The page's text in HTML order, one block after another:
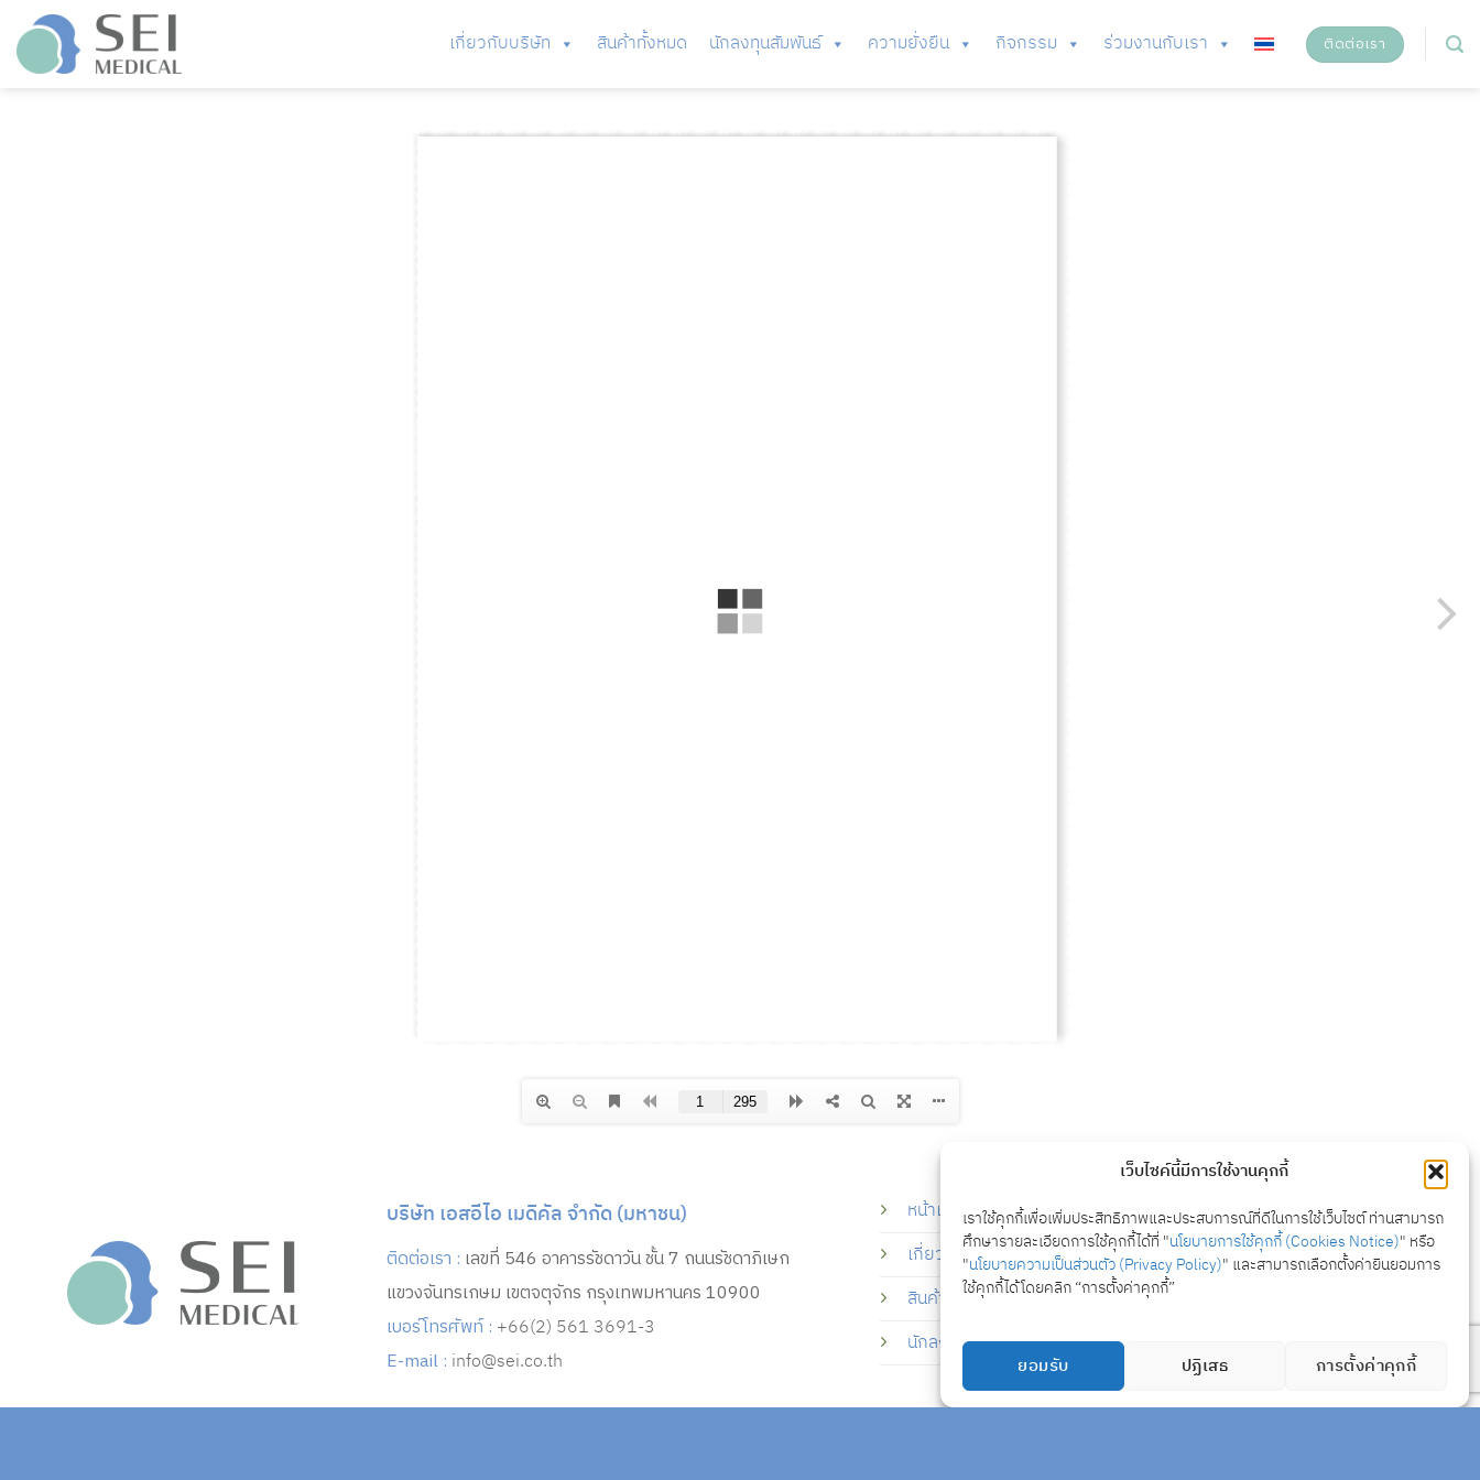
เว็บไซค์นี้มีการใช้งานคุกกี้
เราใช้คุกกี้เพื่อเพิ่มประสิทธิภาพและประสบการณ์ที่ดีในการใช้เว็บไซต์ ท่านสามารถ
ศึกษารายละเอียดการใช้คุกกี้ได้ที่ "นโยบายการใช้คุกกี้ (Cookies Notice)" หรือ
"นโยบายความเป็นส่วนตัว (Privacy Policy)" และสามารถเลือกตั้งค่ายินยอมการ
ใช้คุกกี้ได้โดยคลิก “การตั้งค่าคุกกี้”
ยอมรับ ปฏิเสธ การตั้งค่าคุกกี้
ยัง
เกี่ยวกับบริษัท สินค้าทั้งหมด นักลงทุนสัมพันธ์ ความยั่งยืน กิจกรรม ร่วมงานกับเรา ติดต่อเรา
บริษัท เอสอีไอ เมดิคัล จำกัด (มหาชน)
ติดต่อเรา : เลขที่ 546 อาคารรัชดาวัน ชั้น 7 ถนนรัชดาภิเษก
แขวงจันทรเกษม เขตจตุจักร กรุงเทพมหานคร 10900
เบอร์โทรศัพท์ : +66(2) 561 3691-3
E-mail : info@sei.co.th
หน้าแรก
เกี่ยวกับบริษัท
สินค้าทั้งหมด
นักลงทุนสัมพันธ์
ความยั่งยืน
ร่วมงานกับเรา